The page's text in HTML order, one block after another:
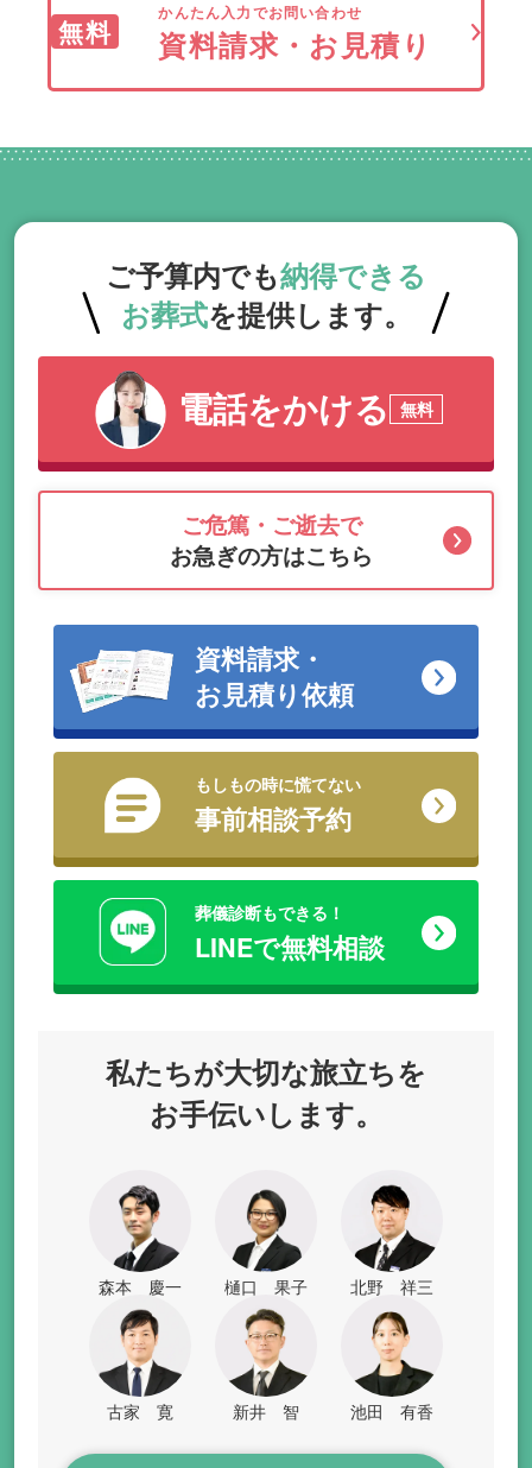
無料
かんたん入力でお問い合わせ
資料請求・お見積り
ご予算内でも納得できる
お葬式を提供します。
電話をかける 無料
ご危篤・ご逝去で
お急ぎの方はこちら
資料請求・
お見積り依頼
もしもの時に慌てない
事前相談予約
葬儀診断もできる！
LINEで無料相談
私たちが大切な旅立ちを
お手伝いします。
森本 慶一 樋口 果子 北野 祥三
古家 寛 新井 智 池田 有香